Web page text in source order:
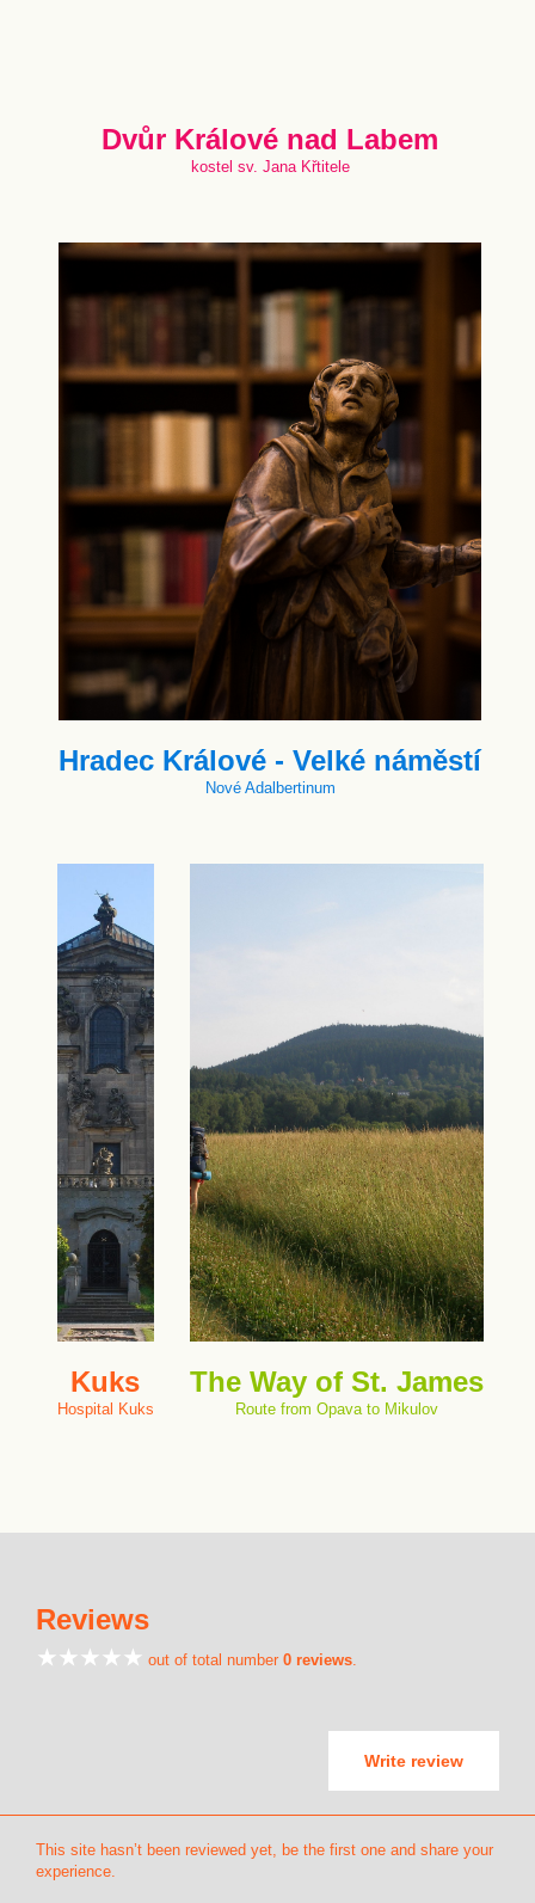
Dvůr Králové nad Labem
kostel sv. Jana Křtitele
Hradec Králové - Velké náměstí
Nové Adalbertinum
Kuks
Hospital Kuks
The Way of St. James
Route from Opava to Mikulov
Reviews
out of total number 0 reviews.
Write review
This site hasn’t been reviewed yet, be the first one and share your
experience.